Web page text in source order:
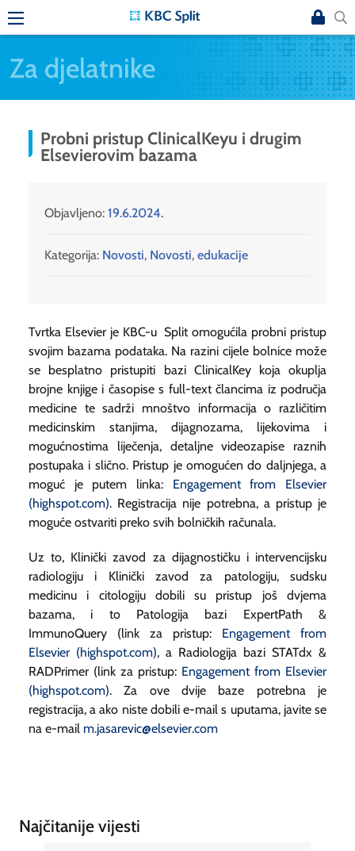
Za djelatnike
Probni pristup ClinicalKeyu i drugim
Elsevierovim bazama
Objavljeno: 19.6.2024.
Kategorija: Novosti, Novosti, edukacije
Tvrtka Elsevier je KBC-u Split omogućila probni pristup
svojim bazama podataka. Na razini cijele bolnice može
se besplatno pristupiti bazi ClinicalKey koja okuplja
brojne knjige i časopise s full-textčlancima iz područja
medicine te sadrži mnoštvo informacija o različitim
medicinskim stanjima, dijagnozama, lijekovima i
mogućnostima liječenja, detaljne videozapise raznih
postupaka i slično. Pristup je omogućen do daljnjega, a
moguć je putem linka: Engagement from Elsevier
(highspot.com). Registracija nije potrebna, a pristup je
moguće ostvariti preko svih bolničkih računala.
Uz to, Klinički zavod za dijagnostičku i intervencijsku
radiologiju i Klinički zavod za patologiju, sudsku
medicinu i citologiju dobili su pristup još dvjema
bazama, i to Patologija bazi ExpertPath &
ImmunoQuery (link za pristup: Engagement from
Elsevier (highspot.com), a Radiologija bazi STATdx &
RADPrimer (link za pristup: Engagement from Elsevier
(highspot.com). Za ove dvije baze potrebna je
registracija, a ako niste dobili e-mail s uputama, javite se
na e-mail m.jasarevic@elsevier.com
Najčitanije vijesti